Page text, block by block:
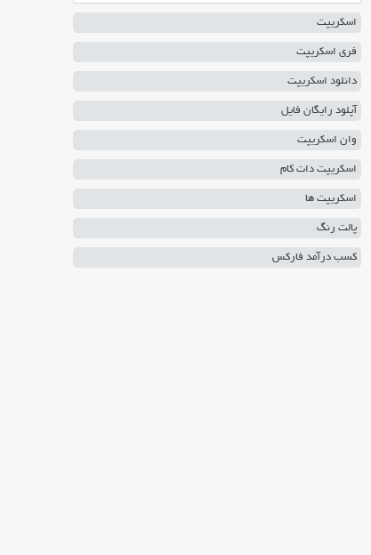
اسکریپت
فری اسکریپت
دانلود اسکریپت
آپلود رایگان فایل
وان اسکریپت
اسکریپت دات کام
اسکریپت ها
پالت رنگ
کسب درآمد فارکس